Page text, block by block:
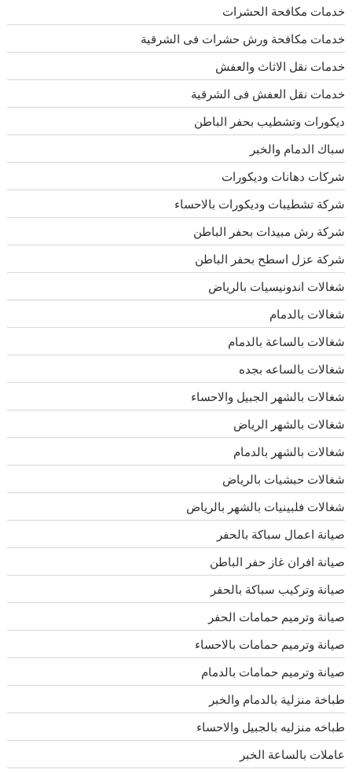
خدمات مكافحة الحشرات
خدمات مكافحة ورش حشرات فى الشرقية
خدمات نقل الاثاث والعفش
خدمات نقل العفش فى الشرقية
ديكورات وتشطيب بحفر الباطن
سباك الدمام والخبر
شركات دهانات وديكورات
شركة تشطيبات وديكورات بالاحساء
شركة رش مبيدات بحفر الباطن
شركة عزل اسطح بحفر الباطن
شغالات اندونيسيات بالرياض
شغالات بالدمام
شغالات بالساعة بالدمام
شغالات بالساعه بجده
شغالات بالشهر الجبيل والاحساء
شغالات بالشهر الرياض
شغالات بالشهر بالدمام
شغالات حبشيات بالرياض
شغالات فلبينيات بالشهر بالرياض
صيانة اعمال سباكة بالحفر
صيانة افران غاز حفر الباطن
صيانة وتركيب سباكة بالحفر
صيانة وترميم حمامات الحفر
صيانة وترميم حمامات بالاحساء
صيانة وترميم حمامات بالدمام
طباخة منزلية بالدمام والخبر
طباخه منزليه بالجبيل والاحساء
عاملات بالساعة الخبر